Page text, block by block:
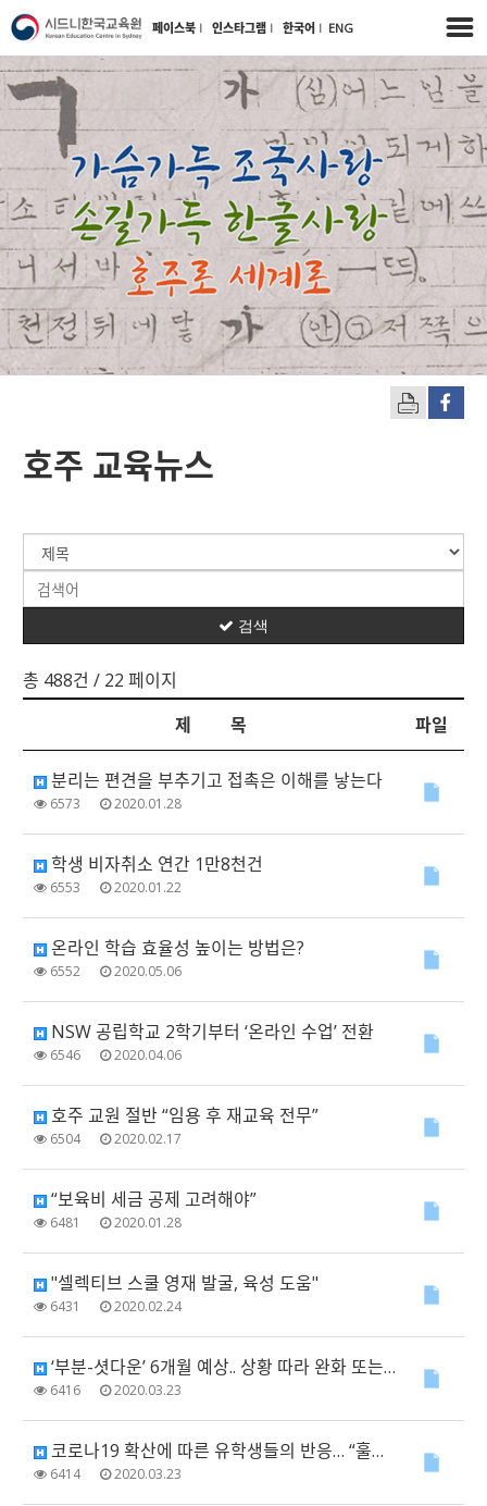
페이스북 l 인스타그램 l 한국어 l ENG
호주 교육뉴스
총 488건 / 22 페이지
검색
제 목 파일
분리는 편견을 부추기고 접촉은 이해를 낳는다
6573 2020.01.28
학생 비자취소 연간 1만8천건
6553 2020.01.22
온라인 학습 효율성 높이는 방법은?
6552 2020.05.06
NSW 공립학교 2학기부터 ‘온라인 수업’ 전환
6546 2020.04.06
호주 교원 절반 “임용 후 재교육 전무”
6504 2020.02.17
“보육비 세금 공제 고려해야”
6481 2020.01.28
"셀렉티브 스쿨 영재 발굴, 육성 도움"
6431 2020.02.24
‘부분-셧다운’ 6개월 예상.. 상황 따라 완화 또는 강화
6416 2020.03.23
코로나19 확산에 따른 유학생들의 반응… “훌륭한 지원 vs 등록금 인하 필요”
6414 2020.03.23